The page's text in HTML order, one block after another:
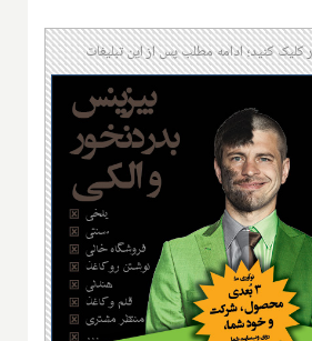
کنید؛ ادامه مطلب پس از این تبلیغات